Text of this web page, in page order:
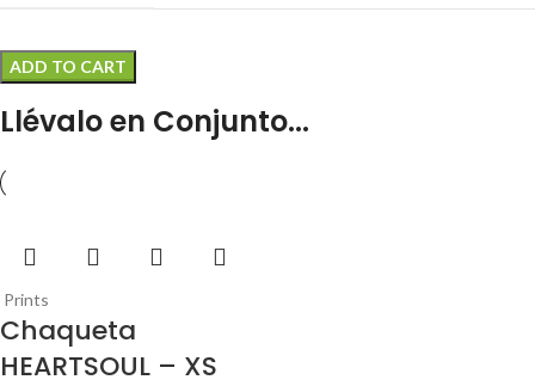
ADD TO CART
Llévalo en Conjunto...
Prints
Chaqueta
HEARTSOUL – XS